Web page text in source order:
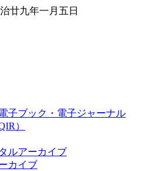
廿九年一月五日
子ブック・電子ジャーナル
）
ルアーカイブ
カイブ